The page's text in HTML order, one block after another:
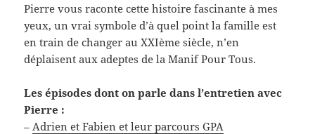
Pierre vous raconte cette histoire fascinante à mes
yeux, un vrai symbole d’à quel point la famille est
en train de changer au XXIème siècle, n’en
déplaisent aux adeptes de la Manif Pour Tous.
Les épisodes dont on parle dans l’entretien avec
Pierre :
– Adrien et Fabien et leur parcours GPA